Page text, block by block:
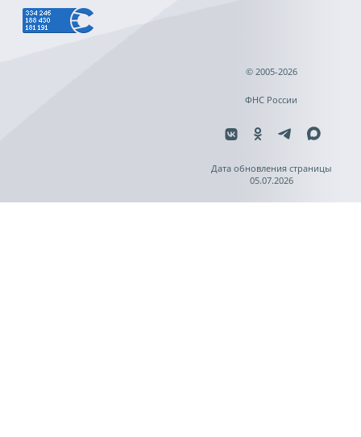
© 2005-2026
ФНС России
Дата обновления страницы
05.07.2026